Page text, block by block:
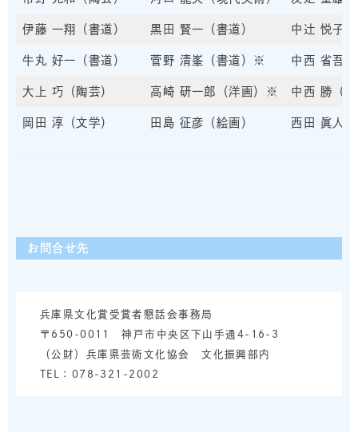
伊藤 一翔（書道） 黒田 賢一（書道） 中辻 悦子
牛丸 好一（書道） 菅野 清峯（書道）※ 中西 省吾
大上 巧（陶芸） 高崎 研一郎（洋画）※ 中西 勝（
岡田 淳（文学） 田島 征彦（絵画） 西田 眞人
お問合せ先
兵庫県文化賞受賞者懇話会事務局
〒650-0011 神戸市中央区下山手通4-16-3
（公財）兵庫県芸術文化協会 文化振興部内
TEL：078-321-2002